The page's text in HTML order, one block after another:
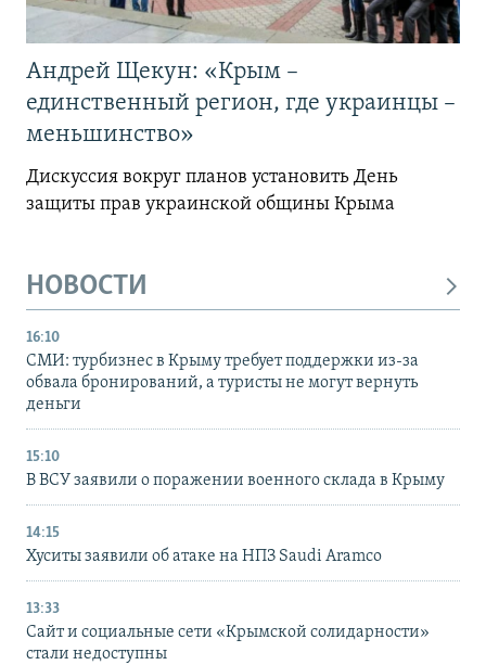
Андрей Щекун: «Крым –
единственный регион, где украинцы –
меньшинство»
Дискуссия вокруг планов установить День
защиты прав украинской общины Крыма
НОВОСТИ
16:10
СМИ: турбизнес в Крыму требует поддержки из-за
обвала бронирований, а туристы не могут вернуть
деньги
15:10
В ВСУ заявили о поражении военного склада в Крыму
14:15
Хуситы заявили об атаке на НПЗ Saudi Aramco
13:33
Сайт и социальные сети «Крымской солидарности»
стали недоступны